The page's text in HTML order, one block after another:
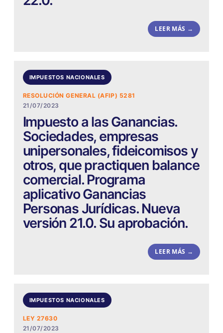
LEER MÁS →
IMPUESTOS NACIONALES
RESOLUCIÓN GENERAL (AFIP) 5281
21/07/2023
Impuesto a las Ganancias.
Sociedades, empresas
unipersonales, fideicomisos y
otros, que practiquen balance
comercial. Programa
aplicativo Ganancias
Personas Jurídicas. Nueva
versión 21.0. Su aprobación.
LEER MÁS →
IMPUESTOS NACIONALES
LEY 27630
21/07/2023